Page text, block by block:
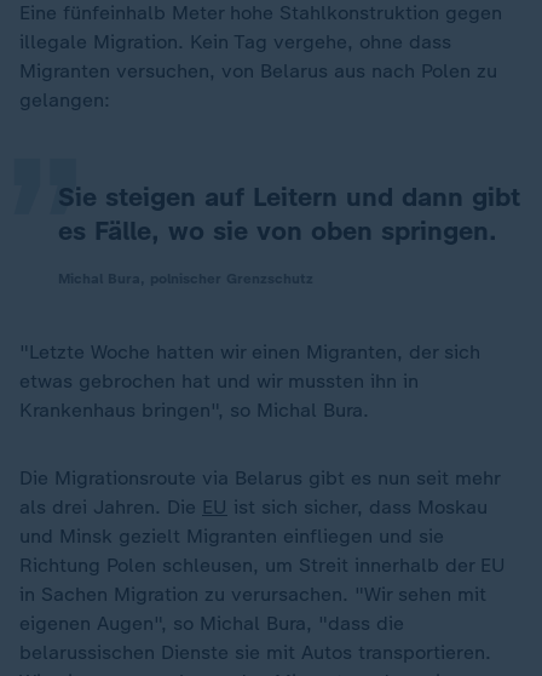
Eine fünfeinhalb Meter hohe Stahlkonstruktion gegen
illegale Migration. Kein Tag vergehe, ohne dass
Migranten versuchen, von Belarus aus nach Polen zu
gelangen:
Sie steigen auf Leitern und dann gibt
es Fälle, wo sie von oben springen.
„
"Letzte Woche hatten wir einen Migranten, der sich
etwas gebrochen hat und wir mussten ihn in
Krankenhaus bringen", so Michal Bura.
Die Migrationsroute via Belarus gibt es nun seit mehr
als drei Jahren. Die EU ist sich sicher, dass Moskau
und Minsk gezielt Migranten einfliegen und sie
Richtung Polen schleusen, um Streit innerhalb der EU
in Sachen Migration zu verursachen. "Wir sehen mit
eigenen Augen", so Michal Bura, "dass die
belarussischen Dienste sie mit Autos transportieren.